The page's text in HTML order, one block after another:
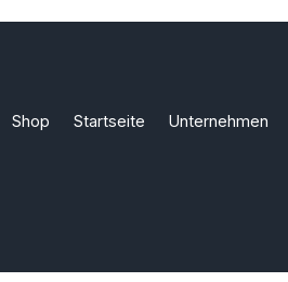
Shop Startseite Unternehmen